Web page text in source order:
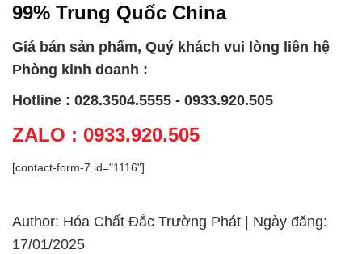
99% Trung Quốc China
Giá bán sản phẩm, Quý khách vui lòng liên hệ
Phòng kinh doanh :
Hotline : 028.3504.5555 - 0933.920.505
ZALO : 0933.920.505
[contact-form-7 id="1116"]
Author: Hóa Chất Đắc Trường Phát | Ngày đăng:
17/01/2025